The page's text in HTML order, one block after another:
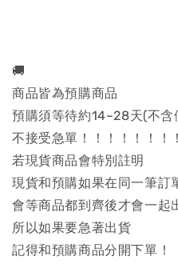
🚚
商品皆為預購商品
預購須等待約14~28天(不含
不接受急單！！！！！！！！
若現貨商品會特別註明
現貨和預購如果在同一筆訂
會等商品都到齊後才會一起
所以如果要急著出貨
記得和預購商品分開下單！